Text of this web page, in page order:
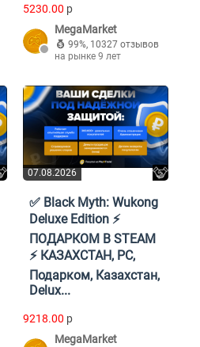
5230.00 p
MegaMarket
99%, 10327 отзывов
на рынке 9 лет
07.08.2026
✅ Black Myth: Wukong
Deluxe Edition ⚡️
ПОДАРКОМ В STEAM
⚡️ КАЗАХСТАН, PC,
Подарком, Казахстан,
Delux...
9218.00 p
MegaMarket